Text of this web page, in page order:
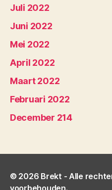
Juli 2022
Juni 2022
Mei 2022
April 2022
Maart 2022
Februari 2022
December 214
© 2026 Brekt - Alle